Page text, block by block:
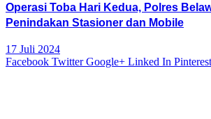
Operasi Toba Hari Kedua, Polres
Penindakan Stasioner dan Mobile
17 Juli 2024
Facebook Twitter Google+ Linked In Pinterest